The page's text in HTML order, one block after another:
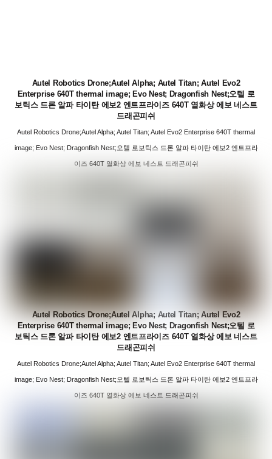
Autel Robotics Drone;Autel Alpha; Autel Titan; Autel Evo2
Enterprise 640T thermal image; Evo Nest; Dragonfish Nest;오텔 로
보틱스 드론 알파 타이탄 에보2 엔트프라이즈 640T 열화상 에보 네스트
드래곤피쉬
Autel Robotics Drone;Autel Alpha; Autel Titan; Autel Evo2 Enterprise 640T thermal
image; Evo Nest; Dragonfish Nest;오텔 로보틱스 드론 알파 타이탄 에보2 엔트프라
이즈 640T 열화상 에보 네스트 드래곤피쉬
Autel Robotics Drone;Autel Alpha; Autel Titan; Autel Evo2
Enterprise 640T thermal image; Evo Nest; Dragonfish Nest;오텔 로
보틱스 드론 알파 타이탄 에보2 엔트프라이즈 640T 열화상 에보 네스트
드래곤피쉬
Autel Robotics Drone;Autel Alpha; Autel Titan; Autel Evo2 Enterprise 640T thermal
image; Evo Nest; Dragonfish Nest;오텔 로보틱스 드론 알파 타이탄 에보2 엔트프라
이즈 640T 열화상 에보 네스트 드래곤피쉬